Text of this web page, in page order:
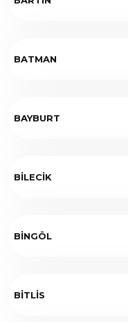
BATMAN
BAYBURT
BİLECİK
BİNGÖL
BİTLİS